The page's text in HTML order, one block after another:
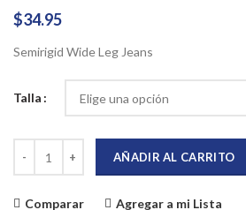
$34.95
Semirigid Wide Leg Jeans
Talla
AÑADIR AL CARRITO
Comparar Agregar a mi Lista